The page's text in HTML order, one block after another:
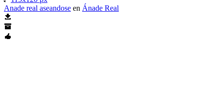
Anade real aseandose en Ánade Real